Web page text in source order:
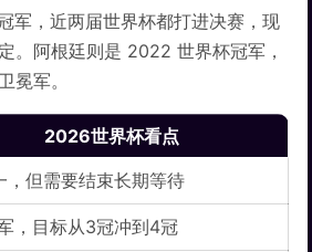
军，近两届世界杯都打进决赛，现
。阿根廷则是 2022 世界杯冠军，
冕军。
2026世界杯看点
，但需要结束长期等待
，目标从3冠冲到4冠